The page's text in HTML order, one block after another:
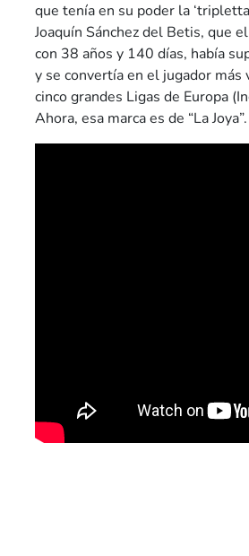
que tenía en su poder la
Joaquín Sánchez del Betis, que
con 38 años y 140 días, había
y se convertía en el jugador
cinco grandes Ligas de Europa
Ahora, esa marca es de “La Joya”.